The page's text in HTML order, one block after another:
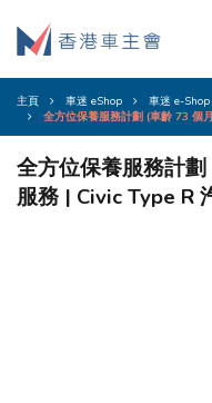
主頁 車迷 eShop
車迷 e-Shop
全方位保養服務計劃 (車齡 73 個
全方位保養服務計
服務 | Civic Type R